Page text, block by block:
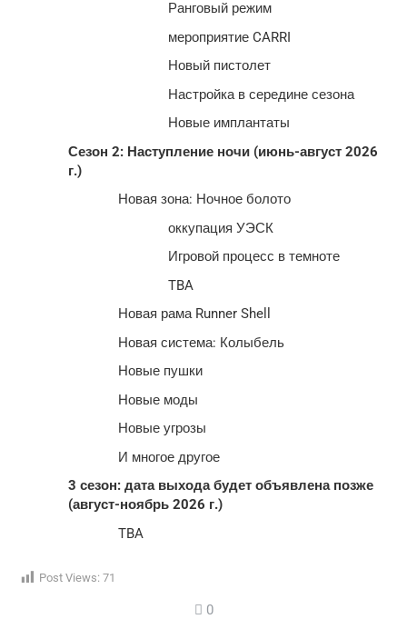
Ранговый режим
мероприятие CARRI
Новый пистолет
Настройка в середине сезона
Новые имплантаты
Сезон 2: Наступление ночи (июнь-август 2026
г.)
Новая зона: Ночное болото
оккупация УЭСК
Игровой процесс в темноте
TBA
Новая рама Runner Shell
Новая система: Колыбель
Новые пушки
Новые моды
Новые угрозы
И многое другое
3 сезон: дата выхода будет объявлена ​​позже
(август-ноябрь 2026 г.)
TBA
Post Views: 71
0